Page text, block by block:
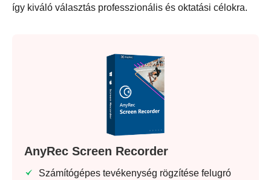
így kiváló választás professzionális és oktatási célokra.
AnyRec Screen Recorder
Számítógépes tevékenység rögzítése felugró